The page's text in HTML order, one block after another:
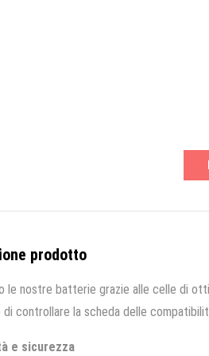
prodotto
le nostre batterie grazie alle celle di
di controllare la scheda delle
e sicurezza